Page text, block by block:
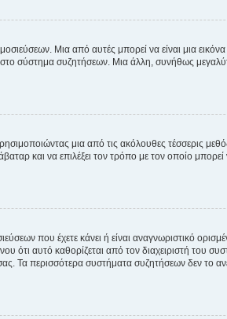
Μια από αυτές μπορεί να είναι μια
σύστημα συζητήσεων. Μια άλλη, συνήθως
μια από τις ακόλουθες τέσσερις
και να επιλέξει τον τρόπο με τον οποίο
που έχετε κάνει ή είναι αναγνωριστικό
ότι αυτό καθορίζεται από τον διαχειριστή του
Τα περισσότερα συστήματα συζητήσεων δεν το